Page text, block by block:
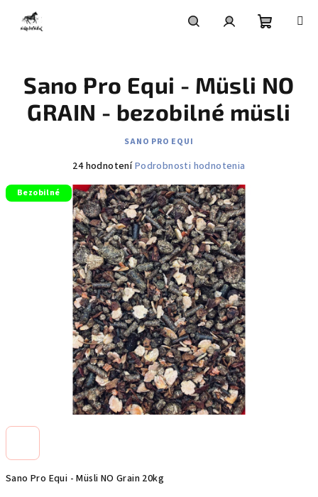
obsah
košík
Sano Pro Equi - Müsli NO Grain 20kg
Sano Pro Equi - Müsli NO
GRAIN - bezobilné müsli
SANO PRO EQUI
Priemerné
produktu
je
4,4
z
5
hviezdičiek.
24 hodnoteníPodrobnosti hodnotenia
Bezobilné